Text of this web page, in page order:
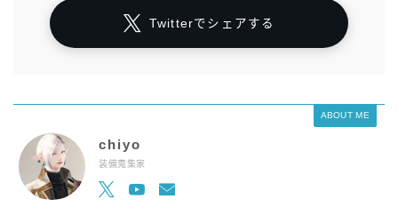
Twitterでシェアする
ABOUT ME
chiyo
装備蒐集家